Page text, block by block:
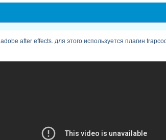
after effects. для этого используется плагин